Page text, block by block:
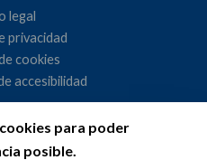
para poder
posible.
legal
privacidad
cookies
accesibilidad
de Madrid